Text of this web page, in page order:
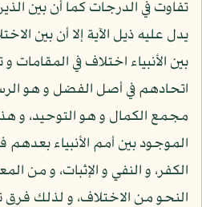
تفاوت في الدرجات كما أن بين
يدل عليه ذيل الآية إلا أن بين
بين الأنبياء اختلاف في
اتحادهم في أصل الفضل و هو
مجمع الكمال و هو التوحيد، و
الموجود بين أمم الأنبياء بعدهم
الكفر، و النفي و الإثبات، و من
النحو من الاختلاف، و لذلك